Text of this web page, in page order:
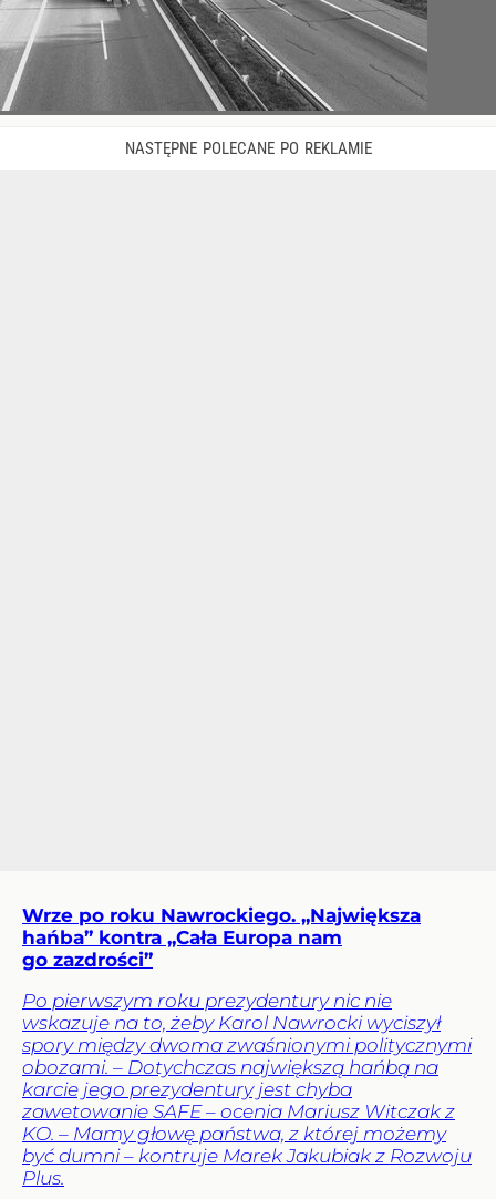
Wrze po roku Nawrockiego. „Największa
hańba” kontra „Cała Europa nam
go zazdrości”
Po pierwszym roku prezydentury nic nie
wskazuje na to, żeby Karol Nawrocki wyciszył
spory między dwoma zwaśnionymi politycznymi
obozami. – Dotychczas największą hańbą na
karcie jego prezydentury jest chyba
zawetowanie SAFE – ocenia Mariusz Witczak z
KO. – Mamy głowę państwa, z której możemy
być dumni – kontruje Marek Jakubiak z Rozwoju
Plus.